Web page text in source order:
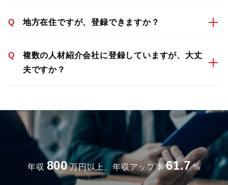
Q 地方在住ですが、登録できますか？
Q
複数の人材紹介会社に登録していますが、大丈
夫ですか？
年収 800 万円以上、年収アップ率 61.7 %